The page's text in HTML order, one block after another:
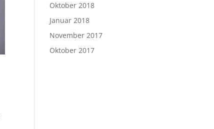
Oktober 2018
Januar 2018
November 2017
Oktober 2017